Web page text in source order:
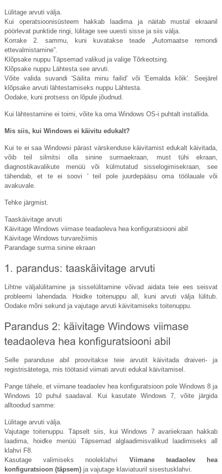
Lülitage arvuti välja.
Kui operatsioonisüsteem hakkab laadima ja näitab mustal ekraanil
pöörlevat punktide ringi, lülitage see uuesti sisse ja siis välja.
Korrake 2. sammu, kuni kuvatakse teade „Automaatse remondi
ettevalmistamine”.
Klõpsake nuppu Täpsemad valikud ja valige Tõrkeotsing.
Klõpsake nuppu Lähtesta see arvuti.
Võite valida suvandi 'Säilita minu failid' või 'Eemalda kõik'. Seejärel
klõpsake arvuti lähtestamiseks nuppu Lähtesta.
Oodake, kuni protsess on lõpule jõudnud.
Kui lähtestamine ei toimi, võite ka oma Windows OS-i puhtalt installida.
Mis siis, kui Windows ei käivitu edukalt?
Kui te ei saa Windowsi pärast värskenduse käivitamist edukalt käivitada,
võib teil silmitsi olla sinine surmaekraan, must tühi ekraan,
diagnostikavalikute menüü või külmutatud sisselogimisekraan, see
tähendab, et te ei soovi ' teil pole juurdepääsu oma töölauale või
avakuvale.
Tehke järgmist.
Taaskäivitage arvuti
Käivitage Windows viimase teadaoleva hea konfiguratsiooni abil
Käivitage Windows turvarežiimis
Parandage surma sinine ekraan
Lihtne väljalülitamine ja sisselülitamine võivad aidata teie ees seisvat
probleemi lahendada. Hoidke toitenuppu all, kuni arvuti välja lülitub.
Oodake mõni sekund ja vajutage arvuti käivitamiseks toitenuppu.
Selle paranduse abil proovitakse teie arvutit käivitada draiveri- ja
registrisätetega, mis töötasid viimati arvuti edukal käivitamisel.
Pange tähele, et viimane teadaolev hea konfiguratsioon pole Windows 8 ja
Windows 10 puhul saadaval. Kui kasutate Windows 7, võite järgida
alltoodud samme:
Lülitage arvuti välja.
Vajutage toitenuppu. Täpselt siis, kui Windows 7 avariiekraan hakkab
laadima, hoidke menüü Täpsemad alglaadimisvalikud laadimiseks all
klahvi F8.
Kasutage valimiseks nooleklahvi Viimane teadaolev hea
konfiguratsioon (täpsem)ja vajutage klaviatuuril sisestusklahvi.